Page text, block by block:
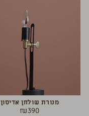
מנורת שולחן אדיסון
₪390